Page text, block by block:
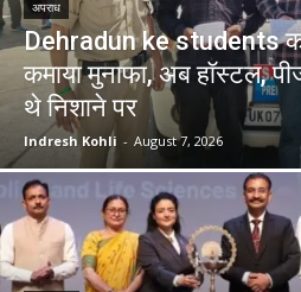
अपराध
Dehradun ke students
कमाया मुनाफा, अब हॉस्टल,
थे निशाने पर
Indresh Kohli - August 7, 2026